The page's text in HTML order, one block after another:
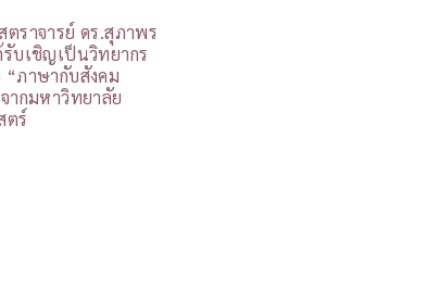
ตราจารย์ ดร.สุภาพร
บเชิญเป็นวิทยากร
ภาษากับสังคม
ากมหาวิทยาลัย
ตร์